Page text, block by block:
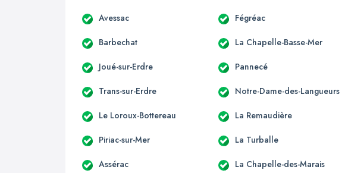
Avessac Fégréac
Barbechat La Chapelle-Basse-Mer
Joué-sur-Erdre Pannecé
Trans-sur-Erdre Notre-Dame-des-Langueurs
Le Loroux-Bottereau La Remaudière
Piriac-sur-Mer La Turballe
Assérac La Chapelle-des-Marais